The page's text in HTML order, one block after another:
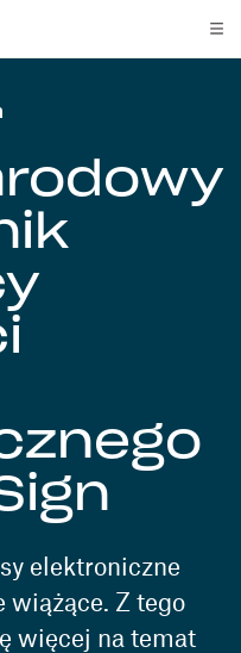
elektroniczne
wiążące. Z tego
więcej na temat